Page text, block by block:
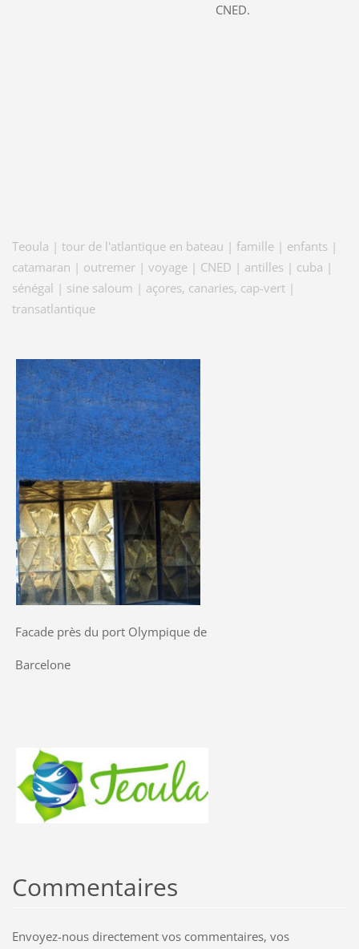
CNED.
Teoula | tour de l'atlantique en bateau | famille | enfants |
catamaran | outremer | voyage | CNED | antilles | cuba |
sénégal | sine saloum | açores, canaries, cap-vert |
transatlantique
Facade près du port Olympique de
Barcelone
Commentaires
Envoyez-nous directement vos commentaires, vos